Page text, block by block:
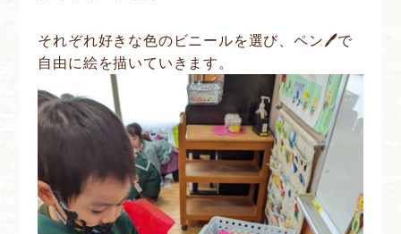
それぞれ好きな色のビニールを選び、ペン🖊で
自由に絵を描いていきます。